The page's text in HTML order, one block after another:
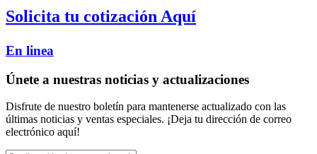
Solicita tu cotización Aquí
En linea
Únete a nuestras noticias y actualizaciones
Disfrute de nuestro boletín para mantenerse actualizado con las
últimas noticias y ventas especiales. ¡Deja tu dirección de correo
electrónico aquí!